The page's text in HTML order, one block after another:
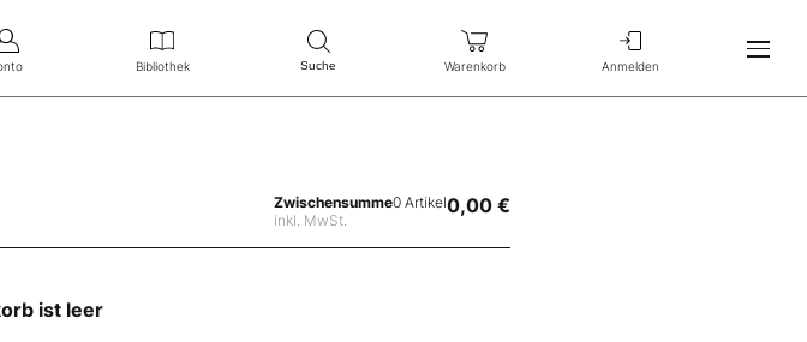
Bibliothek Suche Warenkorb Anmelden
Zwischensumme
inkl. MwSt.
0 Artikel0,00 €
ist leer